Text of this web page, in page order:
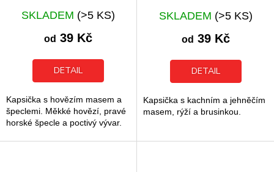
Průměrné
hodnocení
produktu
je
z
SKLADEM (>5 KS)
od 39 Kč
DETAIL
Kapsička s hovězím masem a
špeclemi. Měkké hovězí, pravé
horské špecle a poctivý vývar.
Průměrné
hodnocení
produktu
je
z
SKLADEM (>5 KS)
od 39 Kč
DETAIL
Kapsička s kachním a jehněčím
masem, rýží a brusinkou.